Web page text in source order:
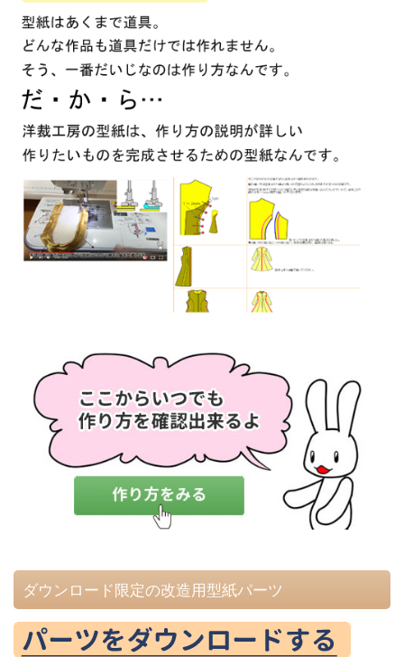
ダウンロード限定の改造用型紙パーツ